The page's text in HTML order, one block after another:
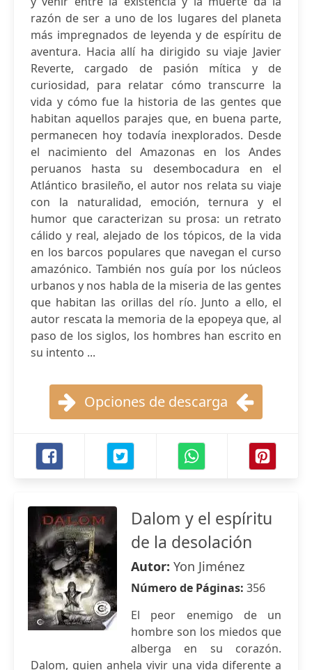
razón de ser a uno de los lugares del planeta
más impregnados de leyenda y de espíritu de
aventura. Hacia allí ha dirigido su viaje Javier
Reverte, cargado de pasión mítica y de
curiosidad, para relatar cómo transcurre la
vida y cómo fue la historia de las gentes que
habitan aquellos parajes que, en buena parte,
permanecen hoy todavía inexplorados. Desde
el nacimiento del Amazonas en los Andes
peruanos hasta su desembocadura en el
Atlántico brasileño, el autor nos relata su viaje
con la naturalidad, emoción, ternura y el
humor que caracterizan su prosa: un retrato
cálido y real, alejado de los tópicos, de la vida
en los barcos populares que navegan el curso
amazónico. También nos guía por los núcleos
urbanos y nos habla de la miseria de las gentes
que habitan las orillas del río. Junto a ello, el
autor rescata la memoria de la epopeya que, al
paso de los siglos, los hombres han escrito en
su intento ...
Opciones de descarga
Dalom y el espíritu
de la desolación
Autor: Yon Jiménez
Número de Páginas: 356
El peor enemigo de un
hombre son los miedos que
alberga en su corazón.
Dalom, quien anhela vivir una vida diferente a